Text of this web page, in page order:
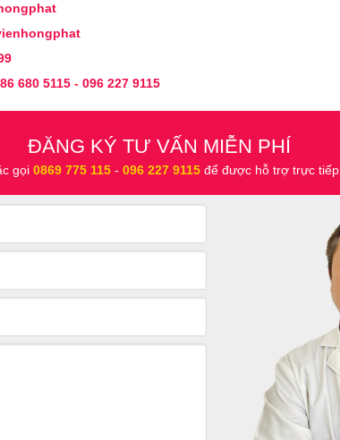
680 5115 - 096 227 9115
ĐĂNG KÝ TƯ VẤN MIỄN PHÍ
gọi0869 775 115 -096 227 9115để được hỗ trợ trực tiếp